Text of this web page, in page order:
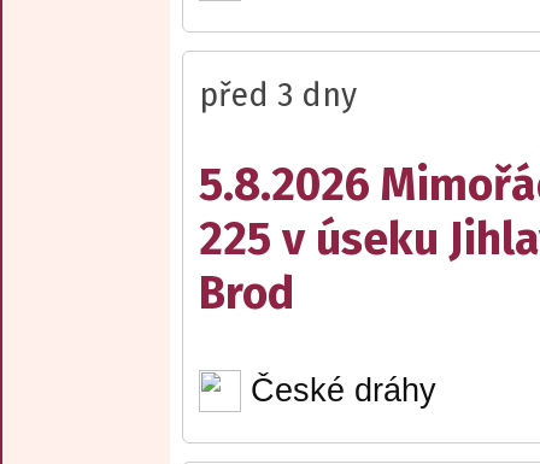
před 3 dny
5.8.2026
225 v úseku
Brod
České dráhy